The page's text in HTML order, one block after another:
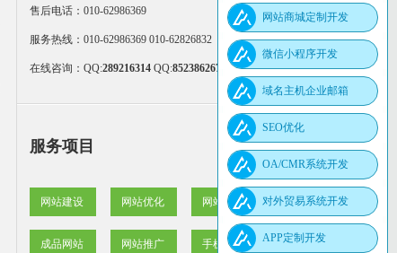
售后电话：010-62986369
服务热线：010-62986369 010-62826832
在线咨询： QQ:289216314 QQ:852386267
服务项目
网站建设 网站优化 网站维护
成品网站 网站推广 手机网站
网站商城定制开发
微信小程序开发
域名主机企业邮箱
SEO优化
OA/CMR系统开发
对外贸易系统开发
APP定制开发